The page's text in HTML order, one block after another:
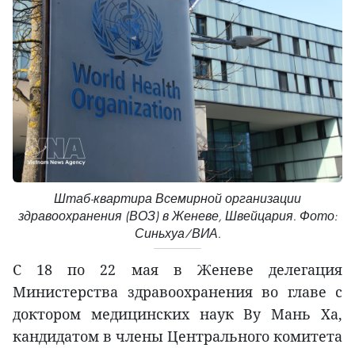
Штаб-квартира Всемирной организации
здравоохранения (ВОЗ) в Женеве, Швейцария. Фото:
Синьхуа/ВИА.
С 18 по 22 мая в Женеве делегация
Министерства здравоохранения во главе с
доктором медицинских наук Ву Мань Ха,
кандидатом в члены Центрального комитета